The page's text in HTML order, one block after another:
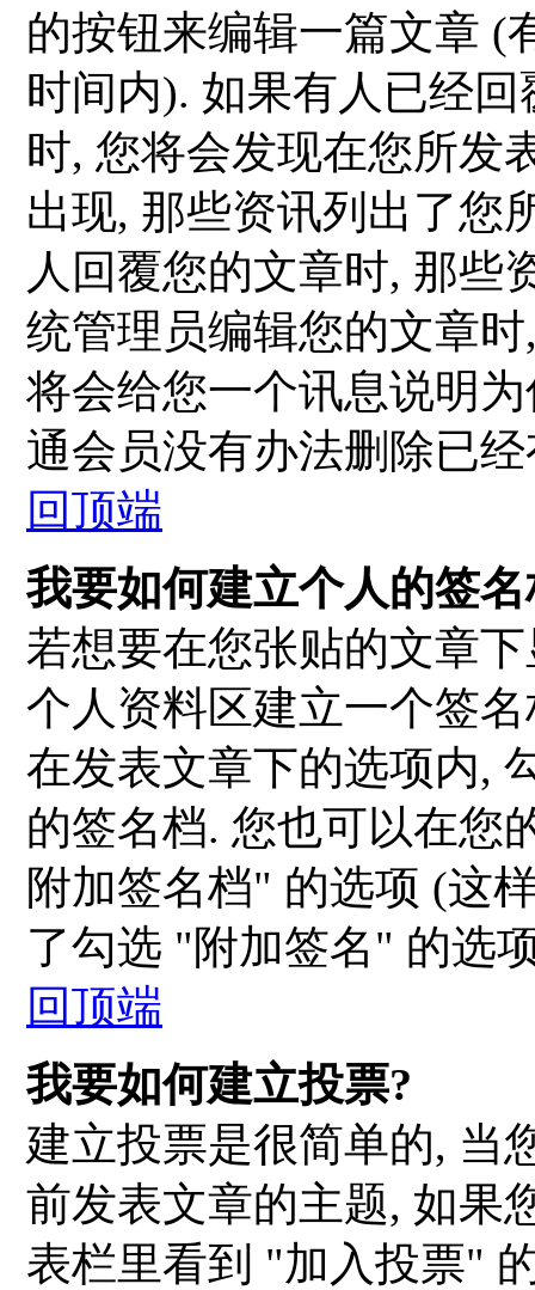
的按钮来编辑一篇文章 (
时间内). 如果有人已经
时, 您将会发现在您所发
出现, 那些资讯列出了您
人回覆您的文章时, 那些
统管理员编辑您的文章
将会给您一个讯息说明
通会员没有办法删除已
回顶端
我要如何建立个人的签名
若想要在您张贴的文章
个人资料区建立一个签
在发表文章下的选项内,
的签名档. 您也可以在您
附加签名档" 的选项 (这
了勾选 "附加签名" 的选
回顶端
我要如何建立投票?
建立投票是很简单的, 当
前发表文章的主题, 如果
表栏里看到 "加入投票"